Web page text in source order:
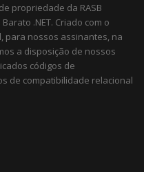
propriedade da RASB
.NET. Criado com o
para nossos assinantes, na
a disposição de nossos
códigos de
de compatibilidade relacional